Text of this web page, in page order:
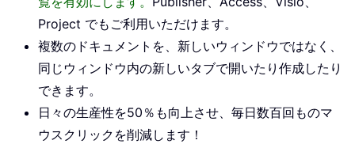
Project でもご利用いただけます。
複数のドキュメントを、新しいウィンドウではなく、
同じウィンドウ内の新しいタブで開いたり作成したり
できます。
日々の生産性を50％も向上させ、毎日数百回ものマ
ウスクリックを削減します！